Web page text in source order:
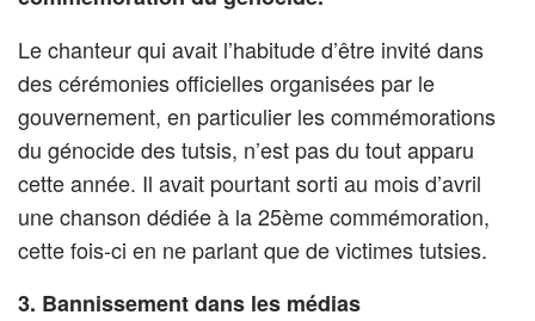
Le chanteur qui avait l’habitude d’être invité dans
des cérémonies officielles organisées par le
gouvernement, en particulier les commémorations
du génocide des tutsis, n’est pas du tout apparu
cette année. Il avait pourtant sorti au mois d’avril
une chanson dédiée à la 25ème commémoration,
cette fois-ci en ne parlant que de victimes tutsies.
3. Bannissement dans les médias